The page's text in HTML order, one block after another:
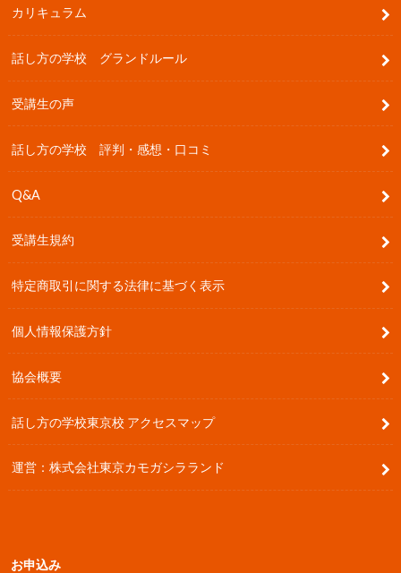
カリキュラム
話し方の学校 グランドルール
受講生の声
話し方の学校 評判・感想・口コミ
Q&A
受講生規約
特定商取引に関する法律に基づく表示
個人情報保護方針
協会概要
話し方の学校東京校 アクセスマップ
運営：株式会社東京カモガシラランド
お申込み